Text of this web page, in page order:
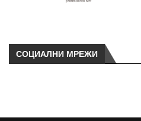
СОЦИАЛНИ МРЕЖИ